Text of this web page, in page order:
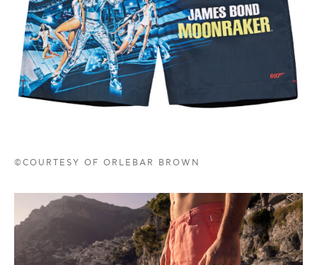
©COURTESY OF ORLEBAR BROWN